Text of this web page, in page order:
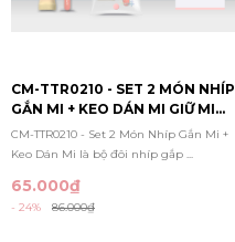
CM-TTR0210 - SET 2 MÓN NHÍP
GẮN MI + KEO DÁN MI GIỮ MI
LÂU TRÔI, CHỐNG NƯỚC
CM-TTR0210 - Set 2 Món Nhíp Gắn Mi +
Keo Dán Mi là bộ đôi nhíp gắp ...
65.000₫
- 24% 86.000₫